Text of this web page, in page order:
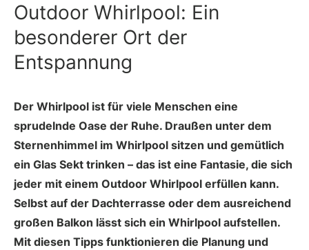
Outdoor Whirlpool: Ein
besonderer Ort der
Entspannung
Der Whirlpool ist für viele Menschen eine
sprudelnde Oase der Ruhe. Draußen unter dem
Sternenhimmel im Whirlpool sitzen und gemütlich
ein Glas Sekt trinken – das ist eine Fantasie, die sich
jeder mit einem Outdoor Whirlpool erfüllen kann.
Selbst auf der Dachterrasse oder dem ausreichend
großen Balkon lässt sich ein Whirlpool aufstellen.
Mit diesen Tipps funktionieren die Planung und